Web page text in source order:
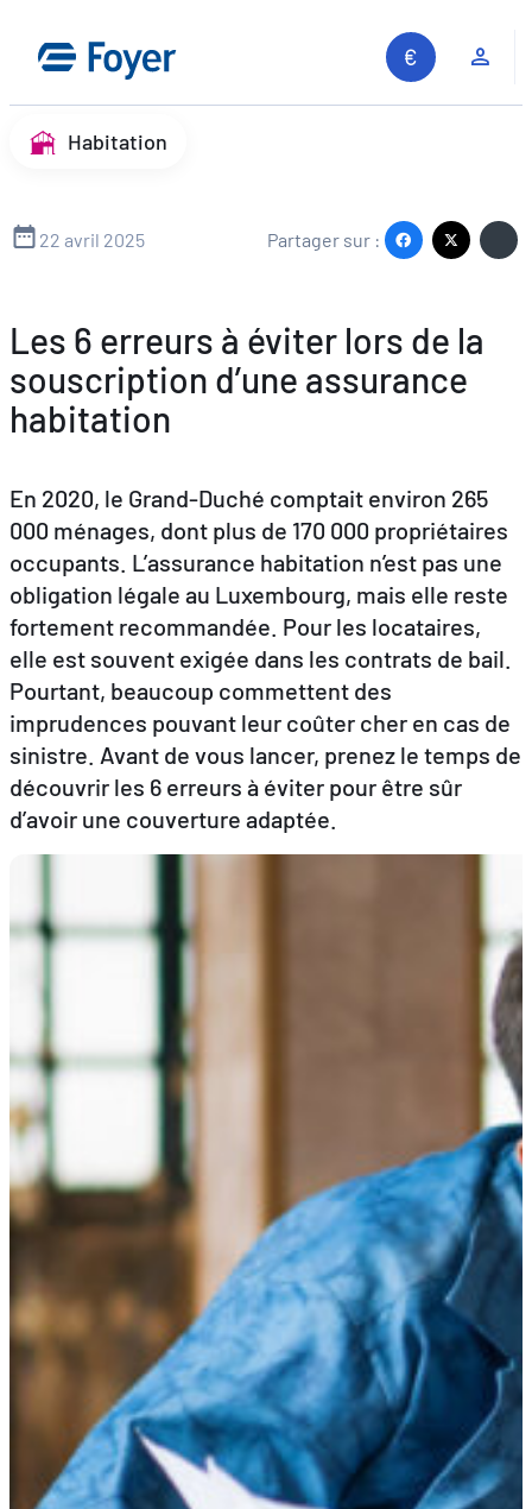
contenu
Recherche sur le site
FRENDE
Habitation
22 avril 2025 Partager sur :
Les 6 erreurs à éviter lors de la
souscription d’une assurance
habitation
En 2020, le Grand-Duché comptait environ 265
000 ménages, dont plus de 170 000 propriétaires
occupants. L’assurance habitation n’est pas une
obligation légale au Luxembourg, mais elle reste
fortement recommandée. Pour les locataires,
elle est souvent exigée dans les contrats de bail.
Pourtant, beaucoup commettent des
imprudences pouvant leur coûter cher en cas de
sinistre. Avant de vous lancer, prenez le temps de
découvrir les 6 erreurs à éviter pour être sûr
d’avoir une couverture adaptée.